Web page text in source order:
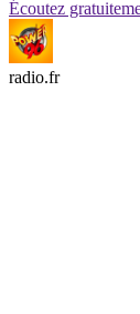
Écoutez
radio.fr